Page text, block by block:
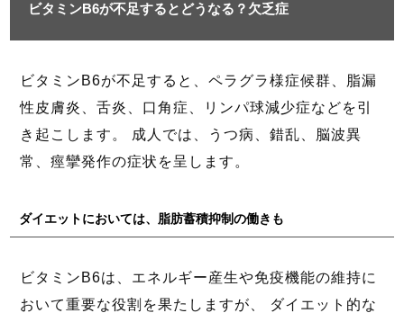
ビタミンB6が不足するとどうなる？欠乏症
ビタミンB6が不足すると、ペラグラ様症候群、脂漏
性皮膚炎、舌炎、口角症、リンパ球減少症などを引
き起こします。 成人では、うつ病、錯乱、脳波異
常、痙攣発作の症状を呈します。
ダイエットにおいては、脂肪蓄積抑制の働きも
ビタミンB6は、エネルギー産生や免疫機能の維持に
おいて重要な役割を果たしますが、 ダイエット的な